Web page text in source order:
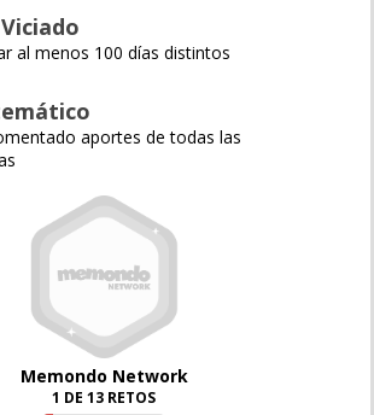
al menos 100 días distintos
aportes de todas las
Memondo Network
1 DE 13 RETOS